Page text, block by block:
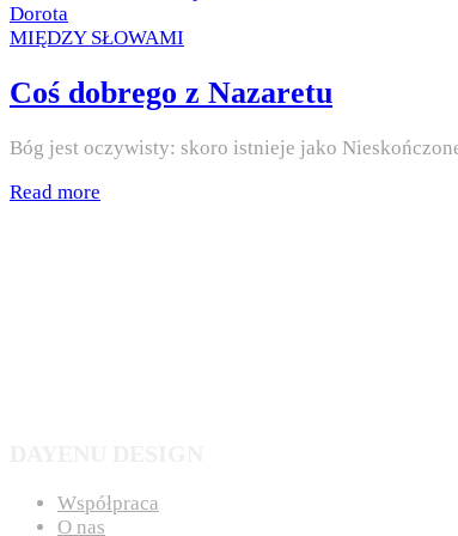
on
by
Dorota
Posted
MIĘDZY SŁOWAMI
Coś dobrego z Nazaretu
Bóg jest oczywisty: skoro istnieje jako
Read more
Współpraca
O nas